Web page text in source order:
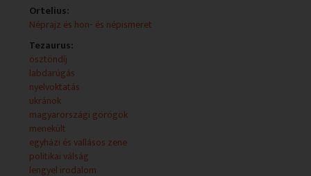
- Nemzetiségi kavalkád a Ferencvárosban.
- Nosztalgiakirándulás Balatonkenesén; a görög
polgárháború után 3400 gyermek érkezett
Magyarországra, akik különböző gyermekotthonokba
kerültek. Az egykori lakók meglátogatták a
balatonkenesei gyermekotthont.
- Labdarúgás, Európa-bajnokság 2012: Lengyelország
és Ukrajna lesz az EB vendéglátója, összesen 8
városban.
- Hírek, programajánló.
A műsorban elhangzó művek:
Ortelius:
Néprajz és hon- és népismeret
Tezaurus:
ösztöndíj
labdarúgás
nyelvoktatás
ukránok
magyarországi görögök
menekült
egyházi és vallásos zene
politikai válság
lengyel irodalom